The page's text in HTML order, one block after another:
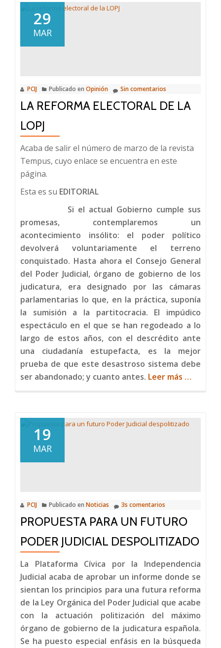
29
MAR
PCIJ Publicado en Opinión Sin comentarios
LA REFORMA ELECTORAL DE LA
LOPJ
Acaba de salir el número de marzo de la revista
Tempus, cuyo enlace se encuentra en este
página.
Esta es su EDITORIAL
Si el actual Gobierno cumple sus
promesas, contemplaremos un
acontecimiento insólito: el poder político
devolverá voluntariamente el terreno
conquistado. Hasta ahora el Consejo General
del Poder Judicial, órgano de gobierno de los
judicatura, era designado por las cámaras
parlamentarias lo que, en la práctica, suponía
la sumisión a la partitocracia. El impúdico
espectáculo en el que se han regodeado a lo
largo de estos años, con el descrédito ante
una ciudadanía estupefacta, es la mejor
prueba de que este desastroso sistema debe
ser abandonado; y cuanto antes. Leer más Acerca
de
…
19
MAR
PCIJ Publicado en Noticias 3s comentarios
PROPUESTA PARA UN FUTURO
PODER JUDICIAL DESPOLITIZADO
La Plataforma Cívica por la Independencia
Judicial acaba de aprobar un informe donde se
sientan los principios para una futura reforma
de la Ley Orgánica del Poder Judicial que acabe
con la actuación politización del máximo
órgano de gobierno de la judicatura española.
Se ha puesto especial enfásis en la búsqueda